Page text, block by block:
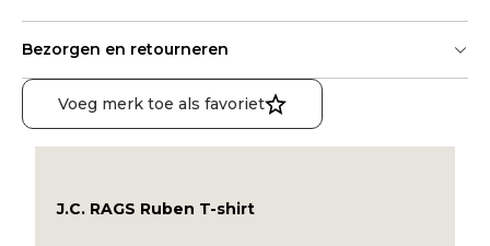
Bezorgen en retourneren
Voeg merk toe als favoriet
J.C. RAGS Ruben T-shirt